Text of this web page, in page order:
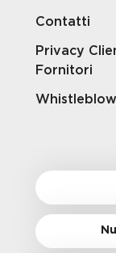
Contatti
Privacy
Fornitori